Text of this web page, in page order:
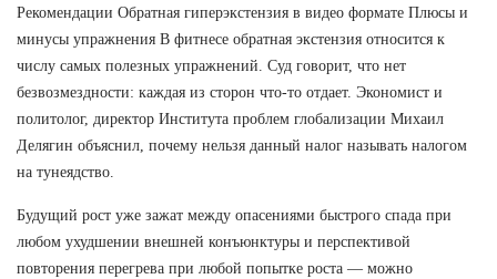
Рекомендации Обратная гиперэкстензия в видео формате Плюсы и
минусы упражнения В фитнесе обратная экстензия относится к
числу самых полезных упражнений. Суд говорит, что нет
безвозмездности: каждая из сторон что-то отдает. Экономист и
политолог, директор Института проблем глобализации Михаил
Делягин объяснил, почему нельзя данный налог называть налогом
на тунеядство.
Будущий рост уже зажат между опасениями быстрого спада при
любом ухудшении внешней конъюнктуры и перспективой
повторения перегрева при любой попытке роста — можно